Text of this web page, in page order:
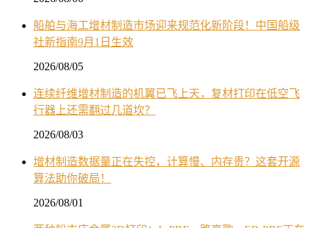
船舶与海工增材制造市场迎来规范化新阶段！中国船级
社新指南9月1日生效
2026/08/05
连续纤维增材制造的机翼已飞上天，复材打印在低空飞
行器上还需翻过几道坎？
2026/08/03
增材制造数据量正在失控，计算慢、内存贵？这套开源
算法助你破局！
2026/08/01